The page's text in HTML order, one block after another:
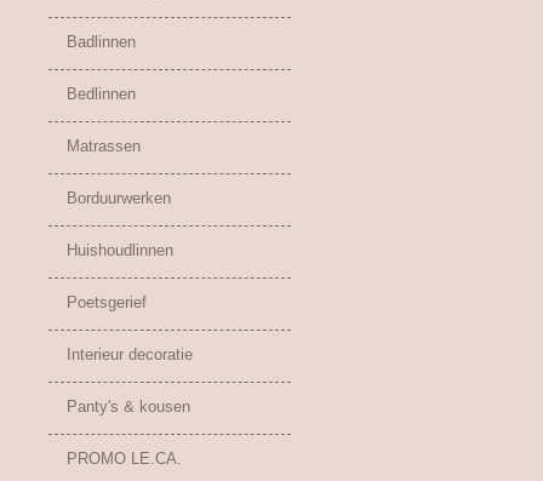
Badlinnen
Bedlinnen
Matrassen
Borduurwerken
Huishoudlinnen
Poetsgerief
Interieur decoratie
Panty's & kousen
PROMO LE.CA.